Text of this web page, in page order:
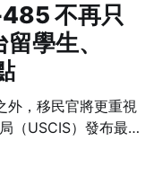
不再只
學生、
外，移民官將更重視
（USCIS）發布最新
of